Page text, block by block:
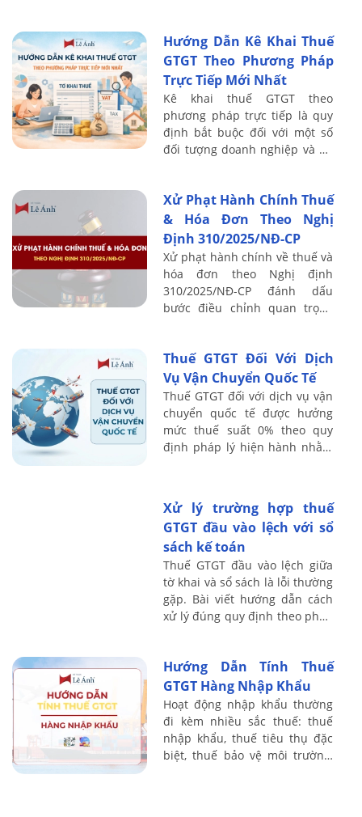
...
Hướng Dẫn Kê Khai Thuế
GTGT Theo Phương Pháp
Trực Tiếp Mới Nhất
Kê khai thuế GTGT theo
phương pháp trực tiếp là quy
định bắt buộc đối với một số
đối tượng doanh nghiệp và hộ
chi tiết ...
Xử Phạt Hành Chính Thuế
& Hóa Đơn Theo Nghị
Định 310/2025/NĐ-CP
Xử phạt hành chính về thuế và
hóa đơn theo Nghị định
310/2025/NĐ-CP đánh dấu
bước điều chỉnh quan trọng
đơn điện tử và ...
Thuế GTGT Đối Với Dịch
Vụ Vận Chuyển Quốc Tế
Thuế GTGT đối với dịch vụ vận
chuyển quốc tế được hưởng
mức thuế suất 0% theo quy
định pháp lý hiện hành nhằm
tranh cho doanh ...
Xử lý trường hợp thuế
GTGT đầu vào lệch với sổ
sách kế toán
Thuế GTGT đầu vào lệch giữa
tờ khai và sổ sách là lỗi thường
gặp. Bài viết hướng dẫn cách
xử lý đúng quy định theo pháp
Hướng Dẫn Tính Thuế
GTGT Hàng Nhập Khẩu
Hoạt động nhập khẩu thường
đi kèm nhiều sắc thuế: thuế
nhập khẩu, thuế tiêu thụ đặc
biệt, thuế bảo vệ môi trường,